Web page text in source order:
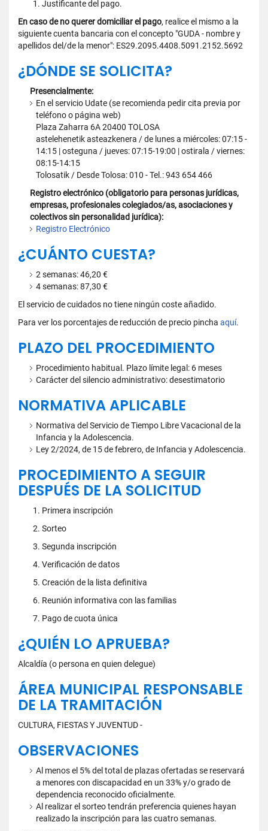
Justificante del pago.
En caso de no querer domiciliar el pago, realice el mismo a la
siguiente cuenta bancaria con el concepto "GUDA - nombre y
apellidos del/de la menor": ES29.2095.4408.5091.2152.5692
¿DÓNDE SE SOLICITA?
Presencialmente:
En el servicio Udate (se recomienda pedir cita previa por
teléfono o página web)
Plaza Zaharra 6A 20400 TOLOSA
astelehenetik asteazkenera / de lunes a miércoles: 07:15 -
14:15 | osteguna / jueves: 07:15-19:00 | ostirala / viernes:
08:15-14:15
Tolosatik / Desde Tolosa: 010 - Tel.: 943 654 466
Registro electrónico (obligatorio para personas jurídicas,
empresas, profesionales colegiados/as, asociaciones y
colectivos sin personalidad jurídica):
Registro Electrónico
¿CUÁNTO CUESTA?
2 semanas: 46,20 €
4 semanas: 87,30 €
El servicio de cuidados no tiene ningún coste añadido.
Para ver los porcentajes de reducción de precio pincha aquí.
PLAZO DEL PROCEDIMIENTO
Procedimiento habitual. Plazo límite legal: 6 meses
Carácter del silencio administrativo: desestimatorio
NORMATIVA APLICABLE
Normativa del Servicio de Tiempo Libre Vacacional de la
Infancia y la Adolescencia.
Ley 2/2024, de 15 de febrero, de Infancia y Adolescencia.
PROCEDIMIENTO A SEGUIR
DESPUÉS DE LA SOLICITUD
Primera inscripción
Sorteo
Segunda inscripción
Verificación de datos
Creación de la lista definitiva
Reunión informativa con las familias
Pago de cuota única
¿QUIÉN LO APRUEBA?
Alcaldía (o persona en quien delegue)
ÁREA MUNICIPAL RESPONSABLE
DE LA TRAMITACIÓN
CULTURA, FIESTAS Y JUVENTUD -
OBSERVACIONES
Al menos el 5% del total de plazas ofertadas se reservará
a menores con discapacidad en un 33% y/o grado de
dependencia reconocido oficialmente.
Al realizar el sorteo tendrán preferencia quienes hayan
realizado la inscripción para las cuatro semanas.